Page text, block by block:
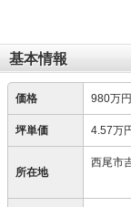
基本情報
価格 980万円
坪単価 4.57万
所在地
西尾市